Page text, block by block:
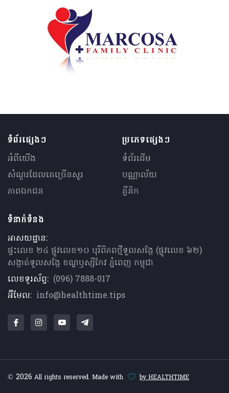
ទំព័រផ្សេងៗ
អំពីយើង
សំណួរ​ដែលគេ​ច្រើន​សួរ
ភាពឯកជន
ប្រភេទផ្សេងៗ
ទំព័រដើម
បណ្ណាល័យ
គ្លីនិក
ទំនាក់ទំនង
អាសយដ្ឋាន:
ផ្ទះលេខ ២៤ ផ្លូវលេខ១០ បុរីពិភពថ្មីទួលសង្កែ (ផ្លូវលេខ ៦២)
សង្កាត់ទួលសង្កែ ខណ្ឌឫស្សីកែវ ភ្នំពេញ កម្ពុជា
លេខទូរស័ព្ទ: (096) 7888-017
អ៊ីមែល: info@healthtime.tips
© 2026 All rights reserved. Made with by HEALTHTIME